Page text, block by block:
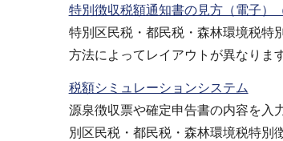
特別徴収税額通知書の見方（電子）
特別区民税・都民税・森林環境税特
方法によってレイアウトが異なりま
税額シミュレーションシステム
源泉徴収票や確定申告書の内容を入
別区民税・都民税・森林環境税特別